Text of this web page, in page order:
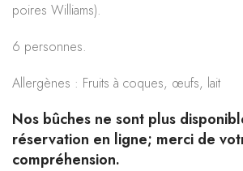
poires Williams).
6 personnes.
Allergènes : Fruits à coques, œufs, lait
Nos bûches ne sont plus
réservation en ligne; merci de
compréhension.